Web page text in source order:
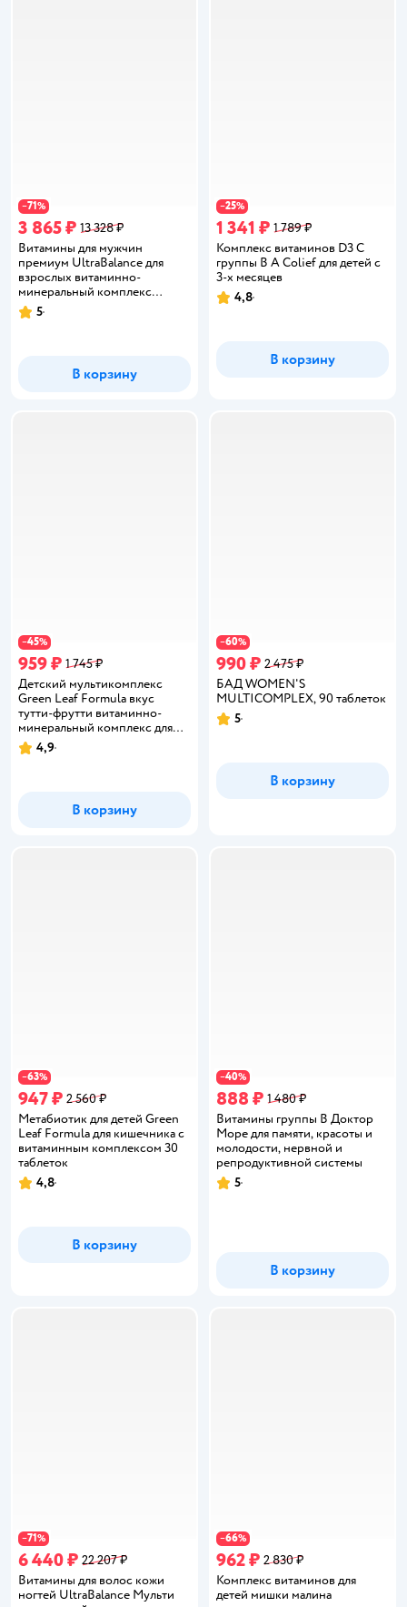
−71%
3 865 ₽ 13 328 ₽
Витамины для мужчин
премиум UltraBalance для
взрослых витаминно-
минеральный комплекс
мужского здоровья 60
таблеток
Рейтинг:
5
В корзину
−25%
1 341 ₽ 1 789 ₽
Комплекс витаминов D3 С
группы В А Colief для детей с
3-х месяцев
Рейтинг:
4,8
В корзину
−45%
959 ₽ 1 745 ₽
Детский мультикомплекс
Green Leaf Formula вкус
тутти-фрутти витаминно-
минеральный комплекс для
детей от 3 лет 1 банка
Рейтинг:
4,9
В корзину
−60%
990 ₽ 2 475 ₽
БАД WOMEN'S
MULTICOMPLEX, 90 таблеток
Рейтинг:
5
В корзину
−63%
947 ₽ 2 560 ₽
Метабиотик для детей Green
Leaf Formula для кишечника с
витаминным комплексом 30
таблеток
Рейтинг:
4,8
В корзину
−40%
888 ₽ 1 480 ₽
Витамины группы B Доктор
Море для памяти, красоты и
молодости, нервной и
репродуктивной системы
Рейтинг:
5
В корзину
−71%
6 440 ₽ 22 207 ₽
Витамины для волос кожи
ногтей UltraBalance Мульти
−66%
962 ₽ 2 830 ₽
Комплекс витаминов для
детей мишки малина